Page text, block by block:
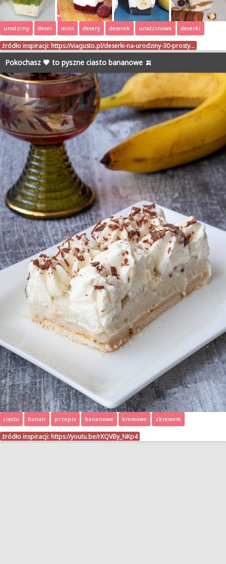
urodziny deser mini desery deserek urodzinowe deserki
źródło inspiracji: https://viagusto.pl/deserki-na-urodziny-30-prosty…
Pokochasz 💗 to pyszne ciasto bananowe 🍌
ciasto banan przepis bananowe kremowe zkremem
źródło inspiracji: https://youtu.be/rXQVBy_NKp4